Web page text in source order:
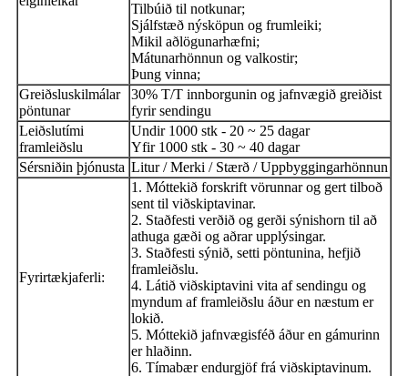
Tilbúið til notkunar;
Sjálfstæð nýsköpun og frumleiki;
Mikil aðlögunarhæfni;
Mátunarhönnun og valkostir;
Þung vinna;
Greiðsluskilmálar
pöntunar
30% T/T innborgunin og jafnvægið greiðist
fyrir sendingu
Leiðslutími
framleiðslu
Undir 1000 stk - 20 ~ 25 dagar
Yfir 1000 stk - 30 ~ 40 dagar
Sérsniðin þjónusta Litur / Merki / Stærð / Uppbyggingarhönnun
Fyrirtækjaferli:
1. Móttekið forskrift vörunnar og gert tilboð
sent til viðskiptavinar.
2. Staðfesti verðið og gerði sýnishorn til að
athuga gæði og aðrar upplýsingar.
3. Staðfesti sýnið, setti pöntunina, hefjið
framleiðslu.
4. Látið viðskiptavini vita af sendingu og
myndum af framleiðslu áður en næstum er
lokið.
5. Móttekið jafnvægisféð áður en gámurinn
er hlaðinn.
6. Tímabær endurgjöf frá viðskiptavinum.